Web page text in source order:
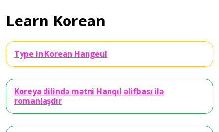
Learn Korean
Type in Korean Hangeul
Koreya dilində mətni Hanqıl əlifbası ilə
romanlaşdır